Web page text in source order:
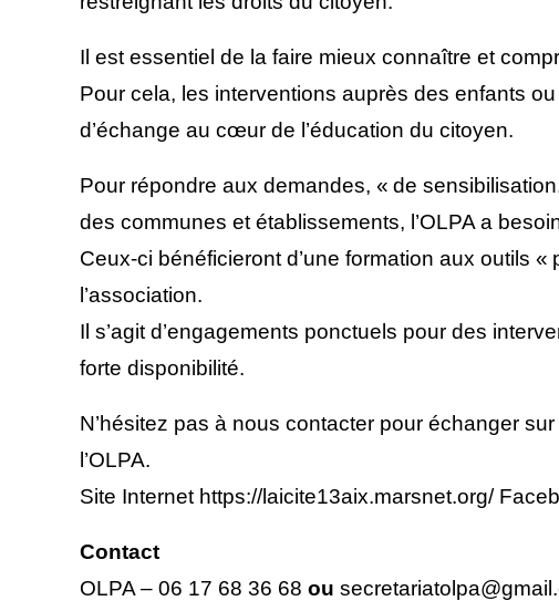
Il est essentiel de la faire mieux connaître et
Pour cela, les interventions auprès des enfants
d’échange au cœur de l’éducation du citoyen.
Pour répondre aux demandes, « de
des communes et établissements, l’OLPA a
Ceux-ci bénéficieront d’une formation aux outils
l’association.
Il s’agit d’engagements ponctuels pour des
forte disponibilité.
N’hésitez pas à nous contacter pour échanger
l’OLPA.
Site Internet https://laicite13aix.marsnet.org/
Contact
OLPA – 06 17 68 36 68 ou